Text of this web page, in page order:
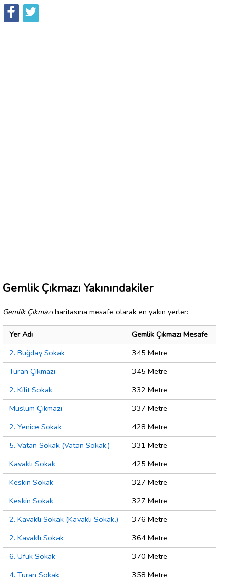
Gemlik Çıkmazı Yakınındakiler
Gemlik Çıkmazıharitasına mesafe olarak en yakın yerler:
Yer Adı
Gemlik Çıkmazı Mesafe
2. Buğday Sokak
345 Metre
Turan Çıkmazı
345 Metre
2. Kilit Sokak
332 Metre
Müslüm Çıkmazı
337 Metre
2. Yenice Sokak
428 Metre
5. Vatan Sokak (Vatan Sokak.)
331 Metre
Kavaklı Sokak
425 Metre
Keskin Sokak
327 Metre
Keskin Sokak
327 Metre
2. Kavaklı Sokak (Kavaklı Sokak.)
376 Metre
2. Kavaklı Sokak
364 Metre
6. Ufuk Sokak
370 Metre
4. Turan Sokak
358 Metre